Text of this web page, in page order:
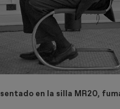
en la silla MR20,